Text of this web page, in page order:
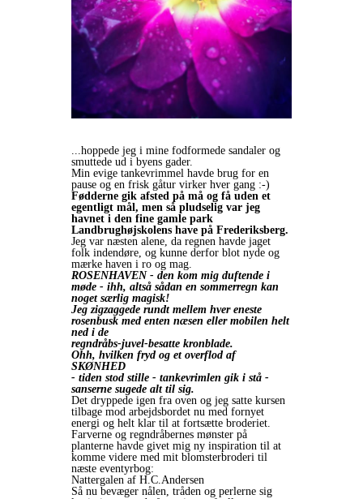
...hoppede jeg i mine fodformede sandaler og
smuttede ud i byens gader.
Min evige tankevrimmel havde brug for en
pause og en frisk gåtur virker hver gang :-)
Fødderne gik afsted på må og få uden et
egentligt mål, men så pludselig var jeg
havnet i den fine gamle park
Landbrughøjskolens have på Frederiksberg.
Jeg var næsten alene, da regnen havde jaget
folk indendøre, og kunne derfor blot nyde og
mærke haven i ro og mag.
ROSENHAVEN - den kom mig duftende i
møde - ihh, altså sådan en sommerregn kan
noget særlig magisk!
Jeg zigzaggede rundt mellem hver eneste
rosenbusk med enten næsen eller mobilen helt
ned i de
regndråbs-juvel-besatte kronblade.
Ohh, hvilken fryd og et overflod af
SKØNHED
- tiden stod stille - tankevrimlen gik i stå -
sanserne sugede alt til sig.
Det dryppede igen fra oven og jeg satte kursen
tilbage mod arbejdsbordet nu med fornyet
energi og helt klar til at fortsætte broderiet.
Farverne og regndråbernes mønster på
planterne havde givet mig ny inspiration til at
komme videre med mit blomsterbroderi til
næste eventyrbog:
Nattergalen af H.C.Andersen
Så nu bevæger nålen, tråden og perlerne sig